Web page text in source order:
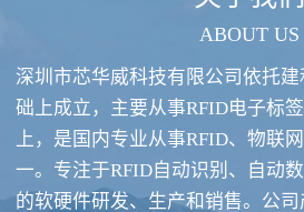
RFID酒类防伪系统方案
ABOUT US
深圳市芯华威科技有限公司依托
础上成立，主要从事RFID电子标
上，是国内专业从事RFID、物联
一。专注于RFID自动识别、自动
的软硬件研发、生产和销售。公司